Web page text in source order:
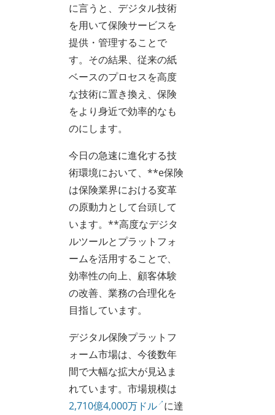
に言うと、デジタル技術
を用いて保険サービスを
提供・管理することで
す。その結果、従来の紙
ベースのプロセスを高度
な技術に置き換え、保険
をより身近で効率的なも
のにします。
今日の急速に進化する技
術環境において、**e保険
は保険業界における変革
の原動力として台頭して
います。**高度なデジタ
ルツールとプラットフォ
ームを活用することで、
効率性の向上、顧客体験
の改善、業務の合理化を
目指しています。
デジタル保険プラットフ
ォーム市場は、今後数年
間で大幅な拡大が見込ま
れています。市場規模は
2,710億4,000万ドル に達